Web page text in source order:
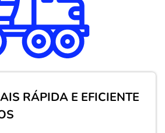
RÁPIDA E EFICIENTE